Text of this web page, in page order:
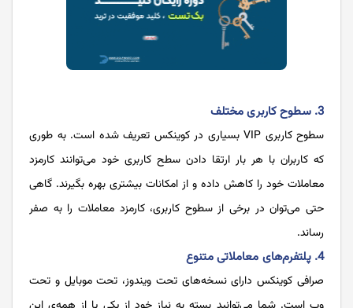
3. سطوح کاربری مختلف
سطوح کاربری VIP بسیاری در کوینکس تعریف شده است. به طوری
که کاربران با هر بار ارتقا دادن سطح کاربری خود می‌توانند کارمزد
معاملات خود را کاهش داده و از امکانات بیشتری بهره بگیرند. گاهی
حتی می‌توان در برخی از سطوح کاربری، کارمزد معاملات را به صفر
رساند.
4. پلتفرم‌های معاملاتی متنوع
صرافی کوینکس دارای نسخه‌های تحت ویندوز، تحت موبایل و تحت